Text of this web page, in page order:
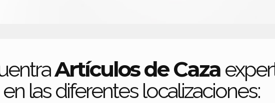
Artículos de Caza
en las diferentes localizaciones: